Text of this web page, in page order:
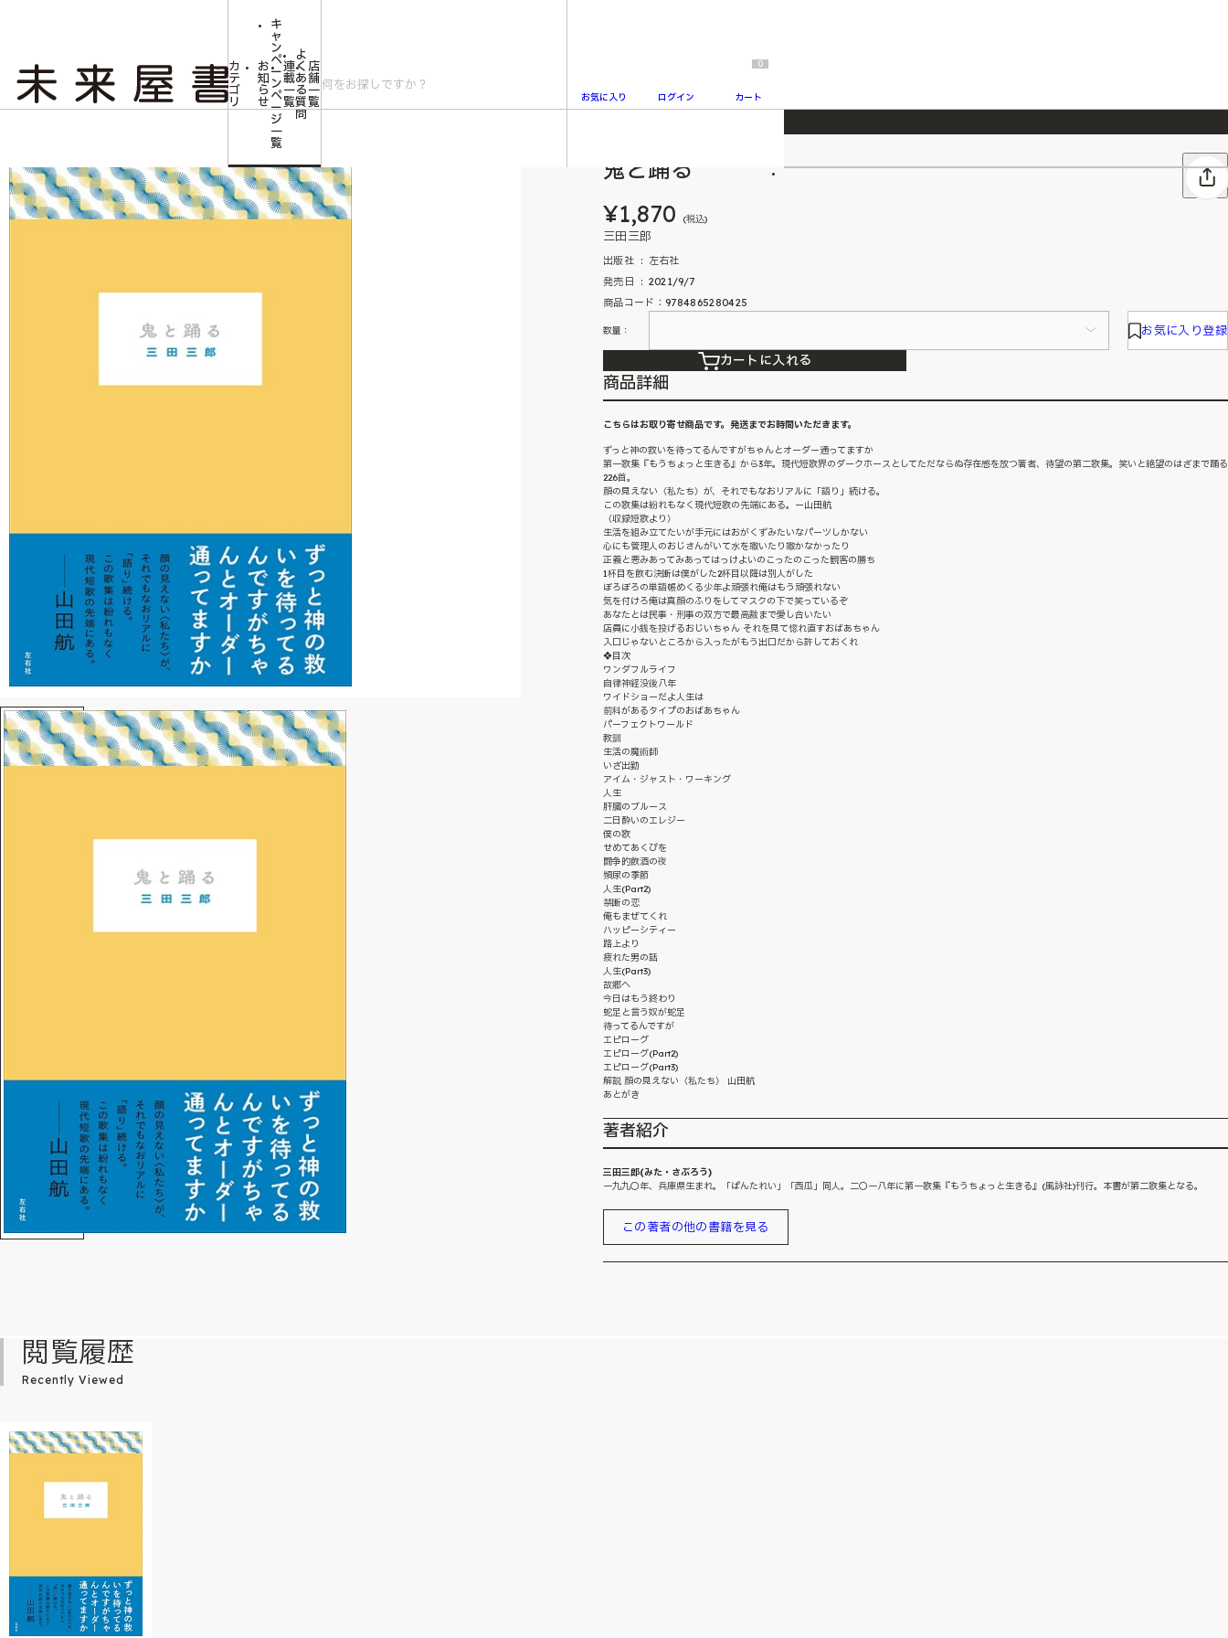
2026/7/23 『ONE PIECE magazine 021 ONE PIECEカード付き同梱版』発売延期のご案内
カ
テ
ゴ
リ
お
知
ら
せ
キ
ャ
ン
ペ
ー
ン
ペ
ー
ジ
一
覧
連
載
一
覧
よ
く
あ
る
質
問
店
舗
一
覧
お気に入り ログイン
0
カート
鬼と踊る
¥1,870 (税込)
三田三郎
出版社 ‏ : ‎ 左右社
発売日 ‏ : ‎ 2021/9/7
商品コード：9784865280425
数量： お気に入り登録
カートに入れる
商品詳細
こちらはお取り寄せ商品です。発送までお時間いただきます。
ずっと神の救いを待ってるんですがちゃんとオーダー通ってますか
第一歌集『もうちょっと生きる』から3年。現代短歌界のダークホースとしてただならぬ存在感を放つ著者、待望の第二歌集。笑いと絶望のはざまで踊る
226首。
顔の見えない〈私たち〉が、それでもなおリアルに「語り」続ける。
この歌集は紛れもなく現代短歌の先端にある。ー山田航
〈収録短歌より〉
生活を組み立てたいが手元にはおがくずみたいなパーツしかない
心にも管理人のおじさんがいて水を撒いたり撒かなかったり
正義と悪みあってみあってはっけよいのこったのこった観客の勝ち
1杯目を飲む決断は僕がした2杯目以降は別人がした
ぼろぼろの単語帳めくる少年よ頑張れ俺はもう頑張れない
気を付けろ俺は真顔のふりをしてマスクの下で笑っているぞ
あなたとは民事・刑事の双方で最高裁まで愛し合いたい
店員に小銭を投げるおじいちゃん それを見て惚れ直すおばあちゃん
入口じゃないところから入ったがもう出口だから許しておくれ
❖目次
ワンダフルライフ
自律神経没後八年
ワイドショーだよ人生は
前科があるタイプのおばあちゃん
パーフェクトワールド
教訓
生活の魔術師
いざ出勤
アイム・ジャスト・ワーキング
人生
肝臓のブルース
二日酔いのエレジー
僕の歌
せめてあくびを
闘争的飲酒の夜
頻尿の季節
人生(Part2)
禁断の恋
俺もまぜてくれ
ハッピーシティー
路上より
疲れた男の話
人生(Part3)
故郷へ
今日はもう終わり
蛇足と言う奴が蛇足
待ってるんですが
エピローグ
エピローグ(Part2)
エピローグ(Part3)
解説 顔の見えない〈私たち〉 山田航
あとがき
著者紹介
三田三郎(みた・さぶろう)
一九九〇年、兵庫県生まれ。「ぱんたれい」「西瓜」同人。二〇一八年に第一歌集『もうちょっと生きる』(風詠社)刊行。本書が第二歌集となる。
この著者の他の書籍を見る
閲覧履歴
Recently Viewed